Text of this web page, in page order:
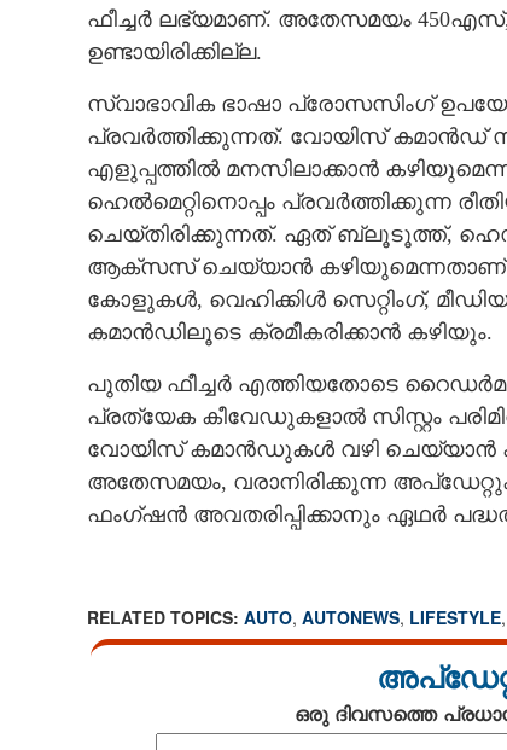
ഫീച്ചർ ലഭ്യമാണ്. അതേസമയം
ഉണ്ടായിരിക്കില്ല.
സ്വാഭാവിക ഭാഷാ പ്രോസസിംഗ്
പ്രവർത്തിക്കുന്നത്. വോയിസ് കമാൻഡ്
എളുപ്പത്തിൽ മനസിലാക്കാൻ
ഹെൽമെറ്റിനൊപ്പം പ്രവർത്തിക്കുന്ന
ചെയ്തിരിക്കുന്നത്. ഏത് ബ്ലൂടൂത്ത്,
ആക്‌സസ് ചെയ്യാൻ കഴിയുമെന്നതാണ്
കോളുകൾ, വെഹിക്കിൾ സെറ്റിംഗ്,
കമാൻഡിലൂടെ ക്രമീകരിക്കാൻ കഴിയും.
പുതിയ ഫീച്ചർ എത്തിയതോടെ
പ്രത്യേക കീവേഡുകളാൽ സിസ്റ്റം
വോയിസ് കമാൻഡുകൾ വഴി ചെയ്യാൻ
അതേസമയം, വരാനിരിക്കുന്ന
ഫംഗ്ഷൻ അവതരിപ്പിക്കാനും ഏഥർ
RELATED TOPICS: AUTO, AUTONEWS, LIFESTYLE,
ഒരു ദിവസത്തെ
സുരക്ഷ